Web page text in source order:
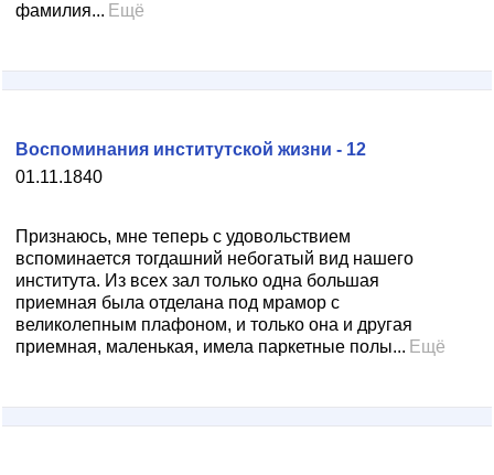
фамилия... Ещё
01.11.1840
Воспоминания институтской жизни - 12
Признаюсь, мне теперь с удовольствием
вспоминается тогдашний небогатый вид нашего
института. Из всех зал только одна большая
приемная была отделана под мрамор с
великолепным плафоном, и только она и другая
приемная, маленькая, имела паркетные полы... Ещё